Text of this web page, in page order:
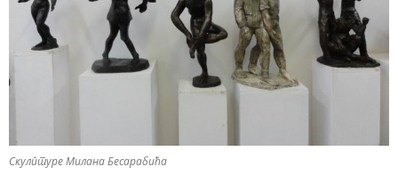
Скулптуре Милана Бесарабића